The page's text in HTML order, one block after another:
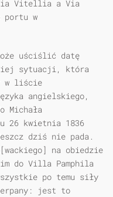
Via Vitellia a Via
portu w
uściślić datę
sytuacji, która
w liście
angielskiego,
Michała
26 kwietnia 1836
dziś nie pada.
na obiedzie
do Villa Pamphila
po temu siły
jest to